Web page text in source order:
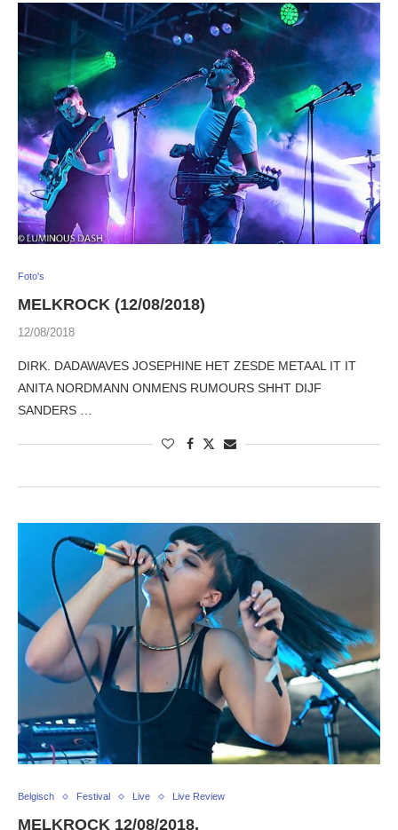
Foto's
MELKROCK (12/08/2018)
12/08/2018
DIRK. DADAWAVES JOSEPHINE HET ZESDE METAAL IT IT
ANITA NORDMANN ONMENS RUMOURS SHHT DIJF
SANDERS …
Belgisch Festival Live Live Review
MELKROCK 12/08/2018.